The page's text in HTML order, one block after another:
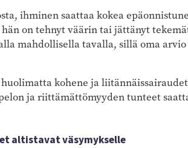
ihminen saattaa kokea
on tehnyt väärin tai jättänyt
mahdollisella tavalla, sillä oma
kohene ja
ja riittämättömyyden tunteet
altistavat väsymykselle